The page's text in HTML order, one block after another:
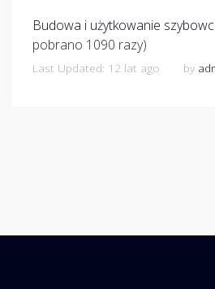
Budowa i użytkowanie
pobrano 1090 razy)
Last Updated: 12 lat ago by